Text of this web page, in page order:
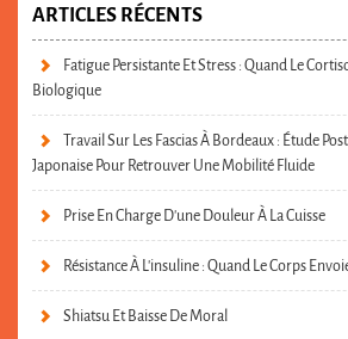
ARTICLES RÉCENTS
Fatigue Persistante Et Stress : Quand Le
Biologique
Travail Sur Les Fascias À Bordeaux : Étude
Japonaise Pour Retrouver Une Mobilité Fluide
Prise En Charge D’une Douleur À La Cuisse
Résistance À L’insuline : Quand Le Corps
Shiatsu Et Baisse De Moral